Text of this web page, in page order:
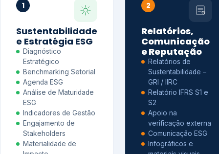
1
Sustentabilidade
e Estratégia ESG
Diagnóstico
Estratégico
Benchmarking Setorial
Agenda ESG
Análise de Maturidade
ESG
Indicadores de Gestão
Engajamento de
Stakeholders
Materialidade de
2
Relatórios,
Comunicação
e Reputação
Relatórios de
Sustentabilidade –
GRI / IIRC
Relatório IFRS S1 e
S2
Apoio na
verificação externa
Comunicação ESG
Infográficos e